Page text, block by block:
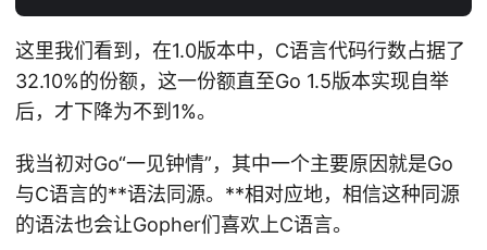
这里我们看到，在1.0版本中，C语言代码行数占据了
32.10%的份额，这一份额直至Go 1.5版本实现自举
后，才下降为不到1%。
我当初对Go“一见钟情”，其中一个主要原因就是Go
与C语言的**语法同源。**相对应地，相信这种同源
的语法也会让Gopher们喜欢上C语言。